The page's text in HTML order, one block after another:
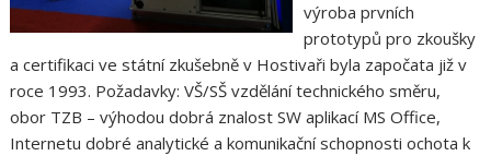
výroba prvních
prototypů pro zkoušky
a certifikaci ve státní zkušebně v Hostivaři byla započata již v
roce 1993. Požadavky: VŠ/SŠ vzdělání technického směru,
obor TZB – výhodou dobrá znalost SW aplikací MS Office,
Internetu dobré analytické a komunikační schopnosti ochota k